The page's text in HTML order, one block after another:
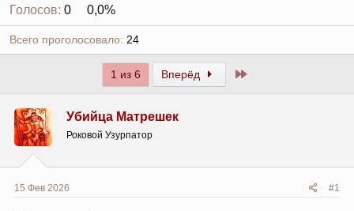
Голосов: 0 0,0%
Всего проголосовало 24
1 из 6 Вперёд Последний
Убийца Матрешек
Роковой Узурпатор
15 Фев 2026 #1